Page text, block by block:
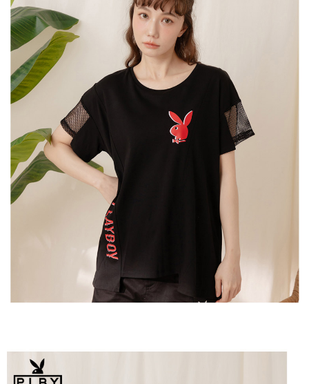
1.本服務係由「台灣大哥大股份有限公司」（以下簡稱本公司）所提供，讓
用戶於交易時，得透過本服務購買商品或服務，並由商店將買賣／分期付款
買賣價金債權讓與本公司後，依約使用本公司帳單繳交帳款。
2.基於同意付款使用「大哥付你分期」之契約關係目的，商店將以您的個人
資料（包含姓名、電話或地址）提供予台灣大哥大進項蒐集、處理及利用，
由本公司與您本人進行分期帳單所需資料之確認、核對及更正。
3.完整用戶服務條款，請詳閱以下連結：https://oppay.tw/userRule
ATM／網路銀行／等多元方式進行付款，方視為交易完成。
※ 請注意：結帳手續完成當下不需立刻繳費，但若您需要取消訂單，請聯絡
購買商品的店家。未經商家同意取消之訂單仍視為有效，需透過AFTEE先享
後付繳納相關費用。
※ 交易是否成功請以「AFTEE先享後付 」之結帳頁面顯示為準，若有關於
是否繳費成功／繳費後需取消欲退款等相關疑問，請聯繫「AFTEE先享後付
客戶支援中心」
https://netprotections.freshdesk.com/support/home
１．透過由恩沛科技股份有限公司提供之「AFTEE先享後付」服務完成之交
易，需依本服務之必要範圍內提供個人資料，並將交易相關給付款項請求債
權轉讓予恩沛科技股份有限公司。
２．關於個人資料處理事宜，請瀏覽以下網址：
https://aftee.tw/terms/#terms3
３．未成年的使用者請事先徵得法定代理人或監護人之同意方可使用
「AFTEE先享後付」，若未經同意申辦者引起之損失，本公司不負相關責
４．使用「AFTEE先享後付」時，將依據個別帳號之用戶狀況，依本公司即
時審查核予不同之上限額度；若仍有額度不足之情形，本公司將視審查結果
請求用戶進行身份認證。
５．嚴禁一人註冊多個帳號或使用他人資訊註冊。若發現惡意使用之情形，
恩沛科技股份有限公司將有權停止該用戶之使用額度並採取法律行動。
萊爾富取貨付款
每筆NT$120
付款後萊爾富取貨
每筆NT$122
7-11取貨付款
每筆NT$60，滿NT$2,000(含以上)免運費
付款後7-11取貨
每筆NT$60，滿NT$2,000(含以上)免運費
宅配
每筆NT$60，滿NT$2,000(含以上)免運費